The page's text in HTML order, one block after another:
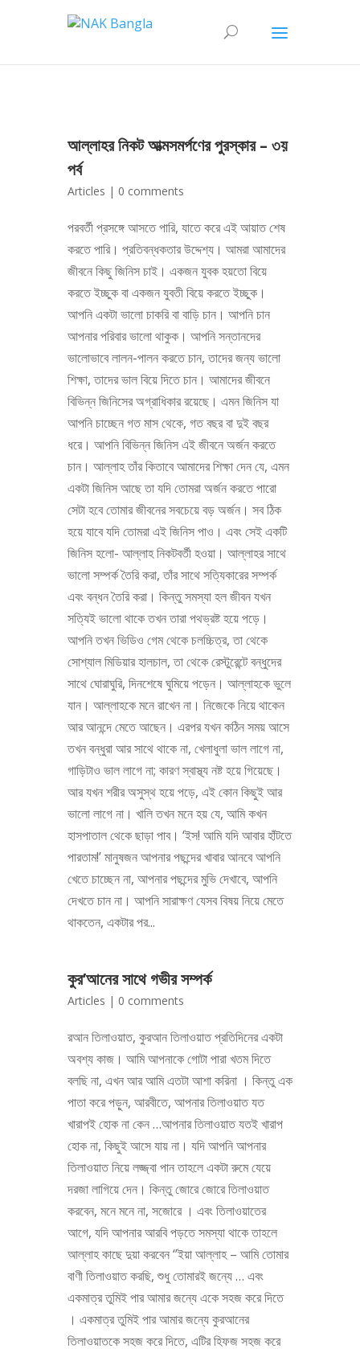
আল্লাহর নিকট আত্মসমর্পণের পুরস্কার – ৩য়
পর্ব
Articles | 0 comments
পরবর্তী প্রসঙ্গে আসতে পারি, যাতে করে এই আয়াত শেষ
করতে পারি। প্রতিবন্ধকতার উদ্দেশ্য। আমরা আমাদের
জীবনে কিছু জিনিস চাই। একজন যুবক হয়তো বিয়ে
করতে ইচ্ছুক বা একজন যুবতী বিয়ে করতে ইচ্ছুক।
আপনি একটা ভালো চাকরি বা বাড়ি চান। আপনি চান
আপনার পরিবার ভালো থাকুক। আপনি সন্তানদের
ভালোভাবে লালন-পালন করতে চান, তাদের জন্য ভালো
শিক্ষা, তাদের ভাল বিয়ে দিতে চান। আমাদের জীবনে
বিভিন্ন জিনিসের অগ্রাধিকার রয়েছে। এমন জিনিস যা
আপনি চাচ্ছেন গত মাস থেকে, গত বছর বা দুই বছর
ধরে। আপনি বিভিন্ন জিনিস এই জীবনে অর্জন করতে
চান। আল্লাহ তাঁর কিতাবে আমাদের শিক্ষা দেন যে, এমন
একটা জিনিস আছে তা যদি তোমরা অর্জন করতে পারো
সেটা হবে তোমার জীবনের সবচেয়ে বড় অর্জন। সব ঠিক
হয়ে যাবে যদি তোমরা এই জিনিস পাও। এবং সেই একটি
জিনিস হলো- আল্লাহ নিকটবর্তী হওয়া। আল্লাহর সাথে
ভালো সম্পর্ক তৈরি করা, তাঁর সাথে সত্যিকারের সম্পর্ক
এবং বন্ধন তৈরি করা। কিন্তু সমস্যা হল জীবন যখন
সত্যিই ভালো থাকে তখন তারা পথভ্রষ্ট হয়ে পড়ে।
আপনি তখন ভিডিও গেম থেকে চলচ্চিত্র, তা থেকে
সোশ্যাল মিডিয়ার হালচাল, তা থেকে রেস্টুরেন্টে বন্ধুদের
সাথে ঘোরাঘুরি, দিনশেষে ঘুমিয়ে পড়েন। আল্লাহকে ভুলে
যান। আল্লাহকে মনে রাখেন না। নিজেকে নিয়ে থাকেন
আর আনন্দে মেতে আছেন। এরপর যখন কঠিন সময় আসে
তখন বন্ধুরা আর সাথে থাকে না, খেলাধুলা ভাল লাগে না,
গাড়িটাও ভাল লাগে না; কারণ স্বাস্থ্য নষ্ট হয়ে গিয়েছে।
আর যখন শরীর অসুস্থ হয়ে পড়ে, এই কোন কিছুই আর
ভালো লাগে না। খালি তখন মনে হয় যে, আমি কখন
হাসপাতাল থেকে ছাড়া পাব। ‘ইস! আমি যদি আবার হাঁটতে
পারতাম!’ মানুষজন আপনার পছন্দের খাবার আনবে আপনি
খেতে চাচ্ছেন না, আপনার পছন্দের মুভি দেখাবে, আপনি
দেখতে চান না। আপনি সারাক্ষণ যেসব বিষয় নিয়ে মেতে
থাকতেন, একটার পর...
কুর’আনের সাথে গভীর সম্পর্ক
Articles | 0 comments
রআন তিলাওয়াত, কুরআন তিলাওয়াত প্রতিদিনের একটা
অবশ্য কাজ। আমি আপনাকে গোটা পারা খতম দিতে
বলছি না, এখন আর আমি এতটা আশা করিনা । কিন্তু এক
পাতা করে পড়ুন, আরবীতে, আপনার তিলাওয়াত যত
খারাপই হোক না কেন …আপনার তিলাওয়াত যতই খারাপ
হোক না, কিছুই আসে যায় না। যদি আপনি আপনার
তিলাওয়াত নিয়ে লজ্জ্বা পান তাহলে একটা রুমে যেয়ে
দরজা লাগিয়ে দেন। কিন্তু জোরে জোরে তিলাওয়াত
করবেন, মনে মনে না, সজোরে । এবং তিলাওয়াতের
আগে, যদি আপনার আরবি পড়তে সমস্যা থাকে তাহলে
আল্লাহ কাছে দুয়া করবেন ‘’ইয়া আল্লাহ – আমি তোমার
বাণী তিলাওয়াত করছি, শুধু তোমারই জন্যে … এবং
একমাত্র তুমিই পার আমার জন্যে একে সহজ করে দিতে
। একমাত্র তুমিই পার আমার জন্যে কুরআনের
তিলাওয়াতকে সহজ করে দিতে, এটির হিফজ সহজ করে